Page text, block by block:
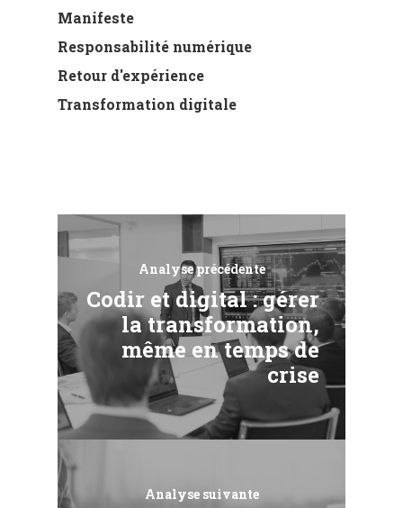
Manifeste
Responsabilité numérique
Retour d'expérience
Transformation digitale
Analyse précédente
Codir et digital : gérer
la transformation,
même en temps de
crise
Analyse suivante